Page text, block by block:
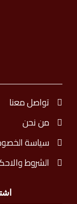
تواصل معنا
من نحن
سياسة
الشروط